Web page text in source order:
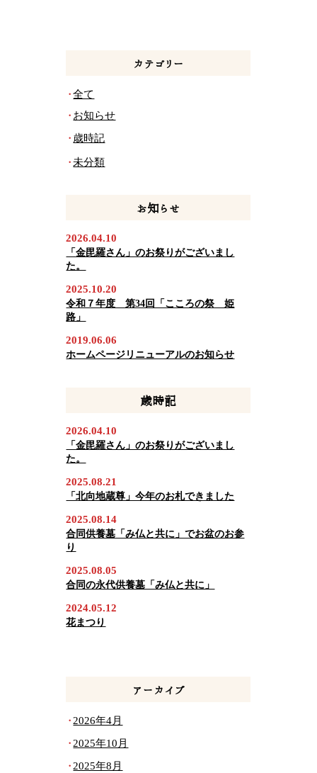
カテゴリー
全て
お知らせ
歳時記
未分類
お知らせ
2026.04.10
「金毘羅さん」のお祭りがございまし
た。
2025.10.20
令和７年度 第34回「こころの祭 姫
路」
2019.06.06
ホームページリニューアルのお知らせ
歳時記
2026.04.10
「金毘羅さん」のお祭りがございまし
た。
2025.08.21
「北向地蔵尊」今年のお札できました
2025.08.14
合同供養墓「み仏と共に」でお盆のお参
り
2025.08.05
合同の永代供養墓「み仏と共に」
2024.05.12
花まつり
アーカイブ
2026年4月
2025年10月
2025年8月